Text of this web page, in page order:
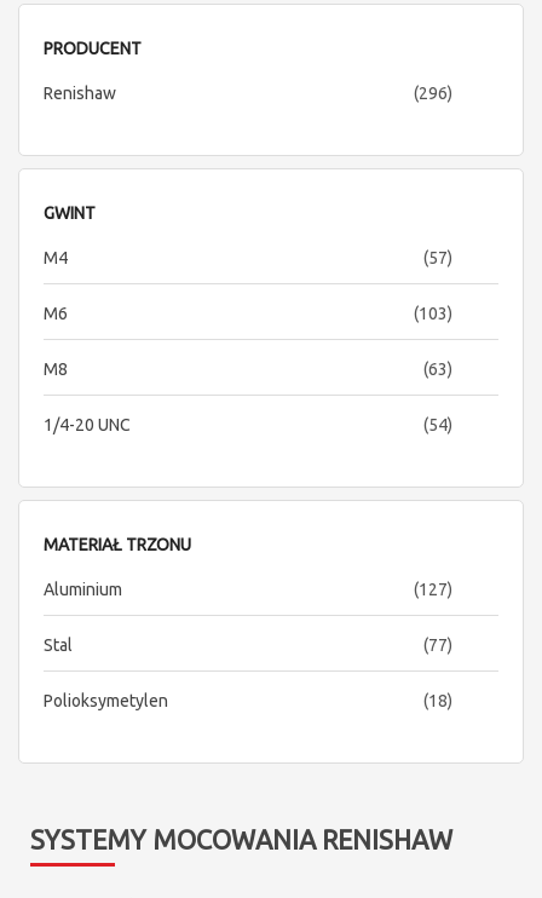
PRODUCENT
Renishaw 296items
GWINT
M4 57items
M6 103items
M8 63items
1/4-20 UNC 54items
MATERIAŁ TRZONU
Aluminium 127items
Stal 77items
Polioksymetylen 18items
SYSTEMY MOCOWANIA RENISHAW